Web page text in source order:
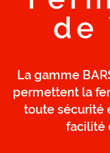
de
La gamme
permettent la
toute sécurité
facilité